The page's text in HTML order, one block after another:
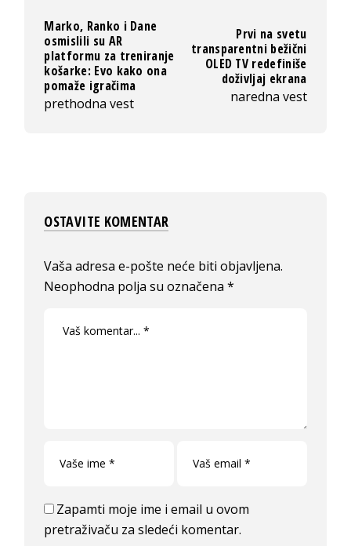
Marko, Ranko i Dane
osmislili su AR
platformu za treniranje
košarke: Evo kako ona
pomaže igračima
prethodna vest
Prvi na svetu
transparentni bežični
OLED TV redefiniše
doživljaj ekrana
naredna vest
OSTAVITE KOMENTAR
Vaša adresa e-pošte neće biti objavljena.
Neophodna polja su označena*
Zapamti moje ime i email u ovom
pretraživaču za sledeći komentar.